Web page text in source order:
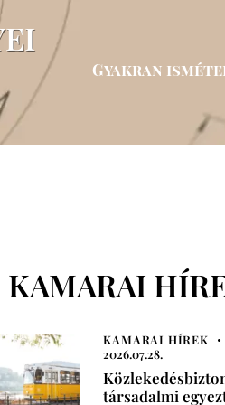
Gyakran
KAMARAI
KAMARAI HÍREK
2026.07.28.
társadalmi